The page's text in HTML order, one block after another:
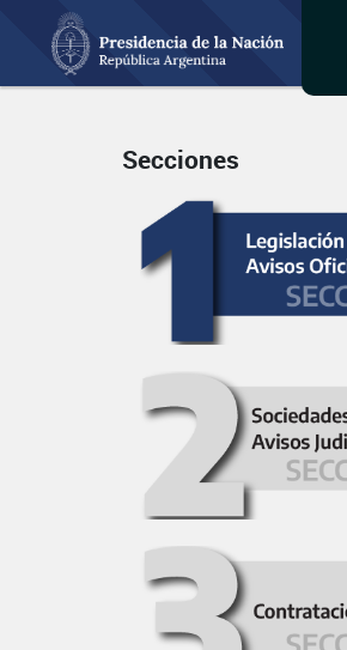
Secciones